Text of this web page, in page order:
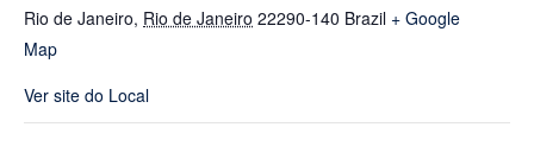
Rio de Janeiro, Rio de Janeiro 22290-140 Brazil + Google
Map
Ver site do Local